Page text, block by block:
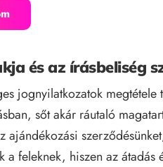
és az írásbeliség
jognyilatkozatok
sőt akár ráutaló
ajándékozási
feleknek, hiszen az átadás